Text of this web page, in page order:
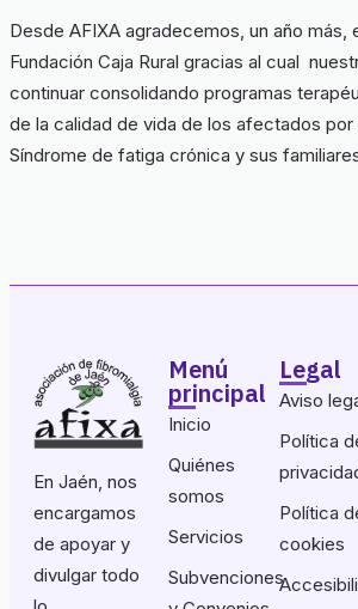
Desde AFIXA agradecemos, un año más,
Fundación Caja Rural gracias al cual
continuar consolidando programas
de la calidad de vida de los afectados por
Síndrome de fatiga crónica y sus
En Jaén, nos
encargamos
de apoyar y
divulgar todo
Menú
principal
Inicio
Quiénes
somos
Servicios
Subvenciones
Legal
Aviso
Política
Política
cookies